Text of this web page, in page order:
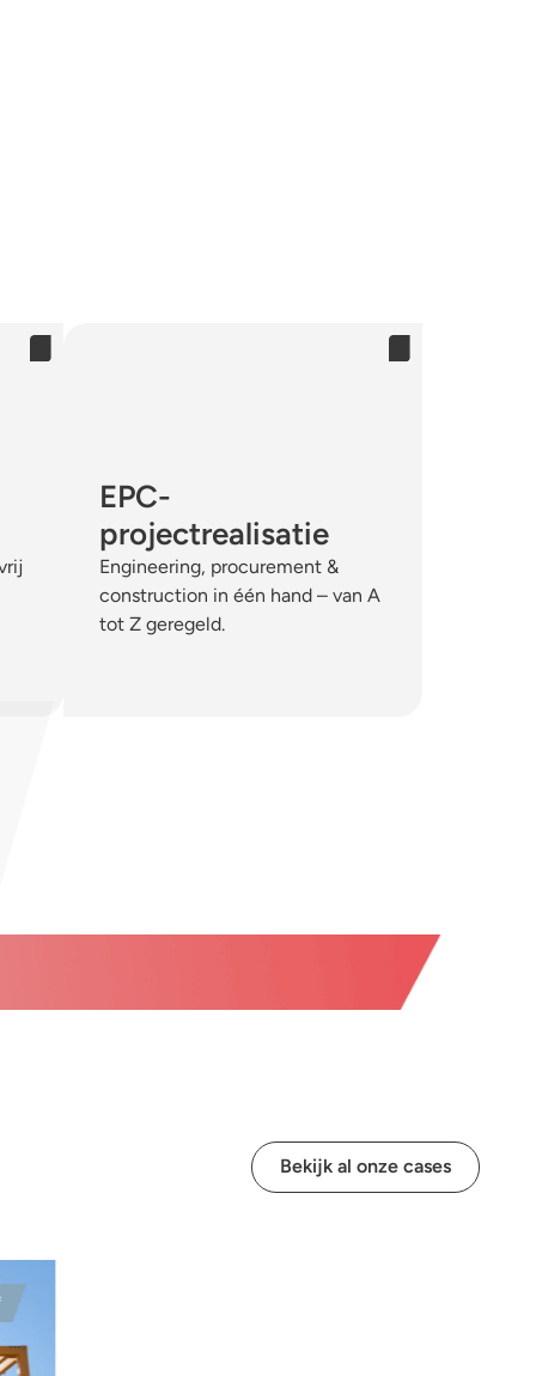
EPC-
projectrealisatie
Engineering, procurement &
construction in één hand – van A
tot Z geregeld.
Bekijk al onze cases